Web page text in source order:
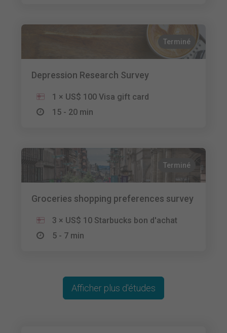
Terminé
Depression Research Survey
1 × US$ 100 Visa gift card
15 - 20 min
Terminé
Groceries shopping preferences survey
3 × US$ 10 Starbucks bon d'achat
5 - 7 min
Afficher plus d'études